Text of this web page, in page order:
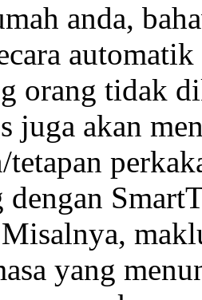
anda,
orang tidak
juga akan
tetapan
dengan
yang